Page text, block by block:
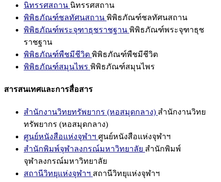
นิทรรศสถาน นิทรรศสถาน
พิพิธภัณฑ์ชลทัศนสถาน พิพิธภัณฑ์ชลทัศนสถาน
พิพิธภัณฑ์พระจุฑาธุชราชฐาน พิพิธภัณฑ์พระจุฑาธุช
ราชฐาน
พิพิธภัณฑ์พืชมีชีวิต พิพิธภัณฑ์พืชมีชีวิต
พิพิธภัณฑ์สมุนไพร พิพิธภัณฑ์สมุนไพร
สารสนเทศและการสื่อสาร
สำนักงานวิทยทรัพยากร (หอสมุดกลาง) สำนักงานวิทย
ทรัพยากร (หอสมุดกลาง)
ศูนย์หนังสือแห่งจุฬาฯ ศูนย์หนังสือแห่งจุฬาฯ
สำนักพิมพ์จุฬาลงกรณ์มหาวิทยาลัย สำนักพิมพ์
จุฬาลงกรณ์มหาวิทยาลัย
สถานีวิทยุแห่งจุฬาฯ สถานีวิทยุแห่งจุฬาฯ